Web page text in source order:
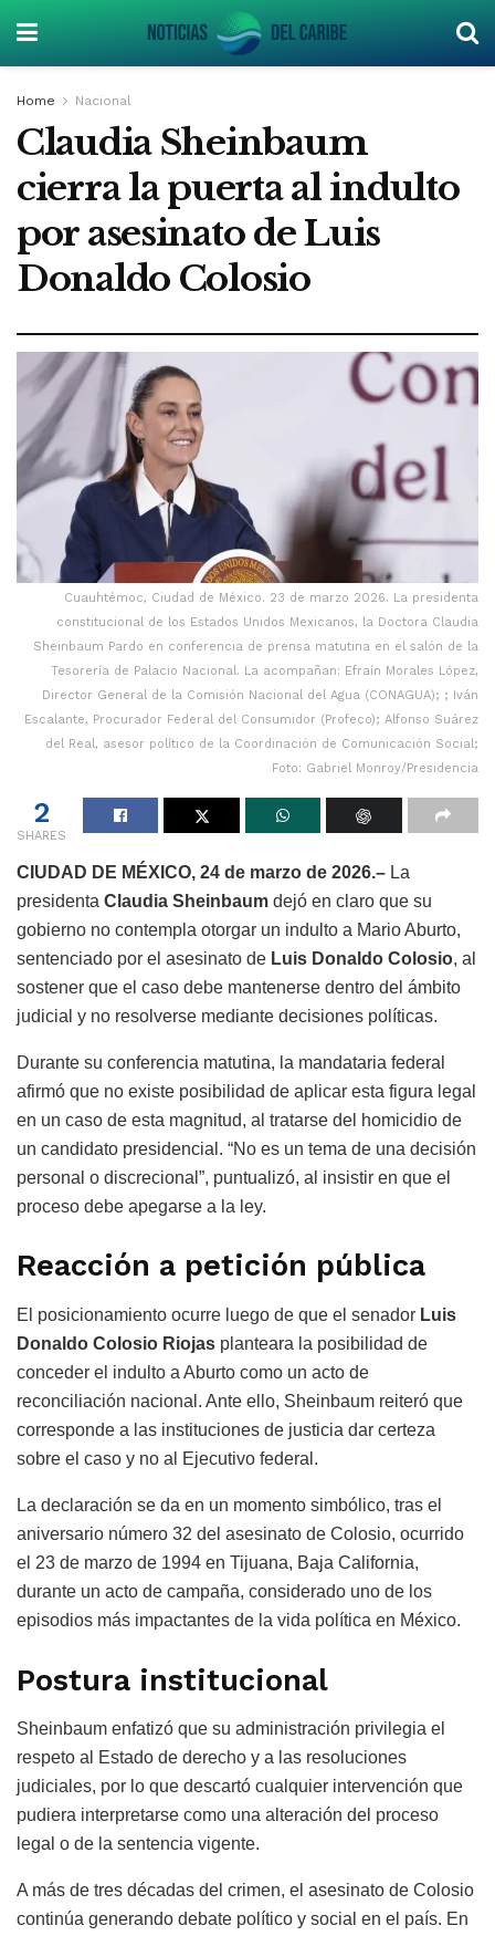
Home Nacional
Claudia Sheinbaum
cierra la puerta al indulto
por asesinato de Luis
Donaldo Colosio
Cuauhtémoc, Ciudad de México. 23 de marzo 2026. La presidenta
constitucional de los Estados Unidos Mexicanos, la Doctora Claudia
Sheinbaum Pardo en conferencia de prensa matutina en el salón de la
Tesorería de Palacio Nacional. La acompañan: Efraín Morales López,
Director General de la Comisión Nacional del Agua (CONAGUA); ; Iván
Escalante, Procurador Federal del Consumidor (Profeco); Alfonso Suárez
del Real, asesor político de la Coordinación de Comunicación Social;
Foto: Gabriel Monroy/Presidencia
2
SHARES
CIUDAD DE MÉXICO, 24 de marzo de 2026.– La
presidenta Claudia Sheinbaum dejó en claro que su
gobierno no contempla otorgar un indulto a Mario Aburto,
sentenciado por el asesinato de Luis Donaldo Colosio, al
sostener que el caso debe mantenerse dentro del ámbito
judicial y no resolverse mediante decisiones políticas.
Durante su conferencia matutina, la mandataria federal
afirmó que no existe posibilidad de aplicar esta figura legal
en un caso de esta magnitud, al tratarse del homicidio de
un candidato presidencial. “No es un tema de una decisión
personal o discrecional”, puntualizó, al insistir en que el
proceso debe apegarse a la ley.
Reacción a petición pública
El posicionamiento ocurre luego de que el senador Luis
Donaldo Colosio Riojas planteara la posibilidad de
conceder el indulto a Aburto como un acto de
reconciliación nacional. Ante ello, Sheinbaum reiteró que
corresponde a las instituciones de justicia dar certeza
sobre el caso y no al Ejecutivo federal.
La declaración se da en un momento simbólico, tras el
aniversario número 32 del asesinato de Colosio, ocurrido
el 23 de marzo de 1994 en Tijuana, Baja California,
durante un acto de campaña, considerado uno de los
episodios más impactantes de la vida política en México.
Postura institucional
Sheinbaum enfatizó que su administración privilegia el
respeto al Estado de derecho y a las resoluciones
judiciales, por lo que descartó cualquier intervención que
pudiera interpretarse como una alteración del proceso
legal o de la sentencia vigente.
A más de tres décadas del crimen, el asesinato de Colosio
continúa generando debate político y social en el país. En